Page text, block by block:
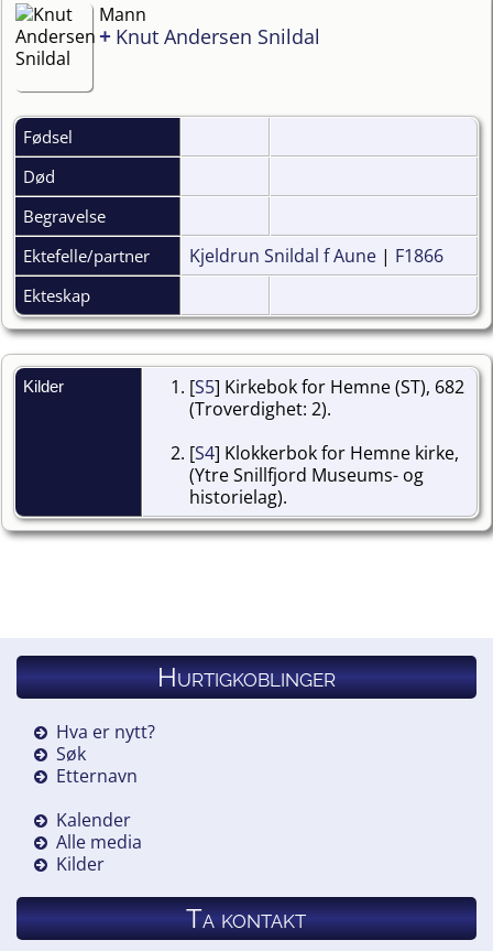
Mann
+ Knut Andersen Snildal
Fødsel
Død
Begravelse
Ektefelle/partner
Kjeldrun Snildal f Aune | F1866
Ekteskap
Kilder [S5] Kirkebok for Hemne (ST), 682
(Troverdighet: 2).
[S4] Klokkerbok for Hemne kirke,
(Ytre Snillfjord Museums- og
historielag).
Hurtigkoblinger
Hva er nytt?
Søk
Etternavn
Kalender
Alle media
Kilder
Ta kontakt